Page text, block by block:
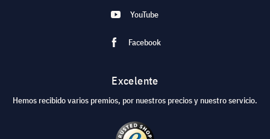
YouTube
Facebook
Excelente
Hemos recibido varios premios, por nuestros precios y nuestro servicio.